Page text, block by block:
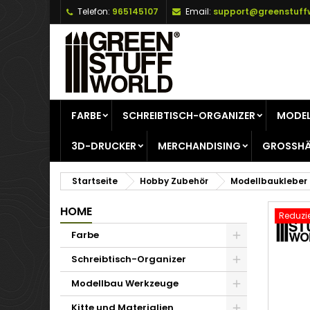
Telefon: 965145107 Email:
FARBE SCHREIBTISCH-ORGANIZER
3D-DRUCKER MERCHANDISING
Startseite Hobby Zubehör Modellbaukleber
HOME
Farbe
Schreibtisch-Organizer
Modellbau Werkzeuge